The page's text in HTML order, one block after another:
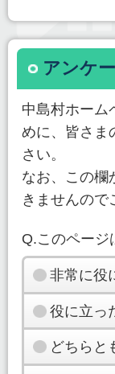
アンケ
中島村ホーム
めに、皆さま
さい。
なお、この欄
きませんので
Q.このページ
非常に役
役に立っ
どちらと